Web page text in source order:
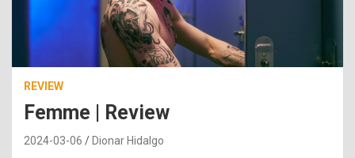
REVIEW
Femme | Review
2024-03-06 Dionar Hidalgo